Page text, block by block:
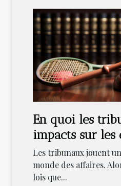
En quoi les
impacts sur les
Les tribunaux jouent
monde des affaires.
lois que...